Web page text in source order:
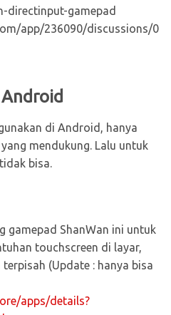
directinput-gamepad
app/236090/discussions/0
di Android, hanya
mendukung. Lalu untuk
bisa.
gamepad ShanWan ini untuk
touchscreen di layar,
(Update : hanya bisa
apps/details?